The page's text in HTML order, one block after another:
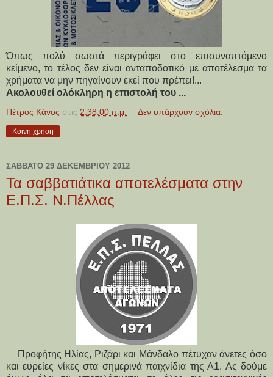
Όπως πολύ σωστά περιγράφει στο επισυναπτόμενο
κείμενο, το τέλος δεν είναι ανταποδοτικό με αποτέλεσμα τα
χρήματα να μην πηγαίνουν εκεί που πρέπει!...
Ακολουθεί ολόκληρη η επιστολή του ...
Πέτρος Κάνος στις 2:38:00 π.μ. Δεν υπάρχουν σχόλια:
Κοινή χρήση
ΣΆΒΒΑΤΟ 29 ΔΕΚΕΜΒΡΊΟΥ 2012
Τα σαββατιάτικα αποτελέσματα στην
Ε.Π.Σ. Ν.Πέλλας
Προφήτης Ηλίας, Ριζάρι και Μάνδαλο πέτυχαν άνετες όσο
και ευρείες νίκες στα σημερινά παιχνίδια της Α1. Ας δούμε